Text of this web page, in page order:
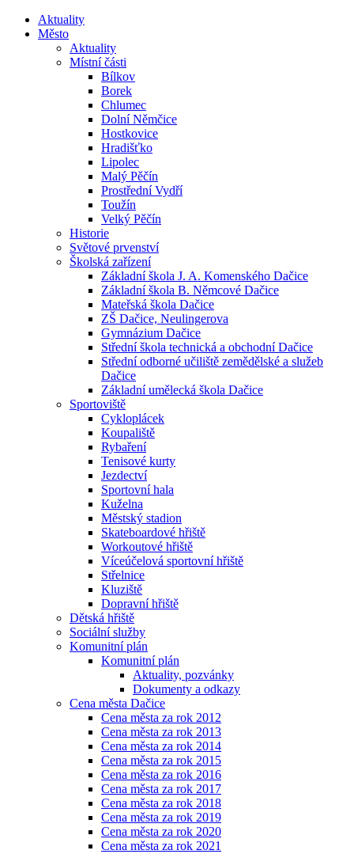
Aktuality
Město
Aktuality
Místní části
Bílkov
Borek
Chlumec
Dolní Němčice
Hostkovice
Hradišťko
Lipolec
Malý Pěčín
Prostřední Vydří
Toužín
Velký Pěčín
Historie
Světové prvenství
Školská zařízení
Základní škola J. A. Komenského Dačice
Základní škola B. Němcové Dačice
Mateřská škola Dačice
ZŠ Dačice, Neulingerova
Gymnázium Dačice
Střední škola technická a obchodní Dačice
Střední odborné učiliště zemědělské a služeb
Dačice
Základní umělecká škola Dačice
Sportoviště
Cykloplácek
Koupaliště
Rybaření
Tenisové kurty
Jezdectví
Sportovní hala
Kuželna
Městský stadion
Skateboardové hřiště
Workoutové hřiště
Víceúčelová sportovní hřiště
Střelnice
Kluziště
Dopravní hřiště
Dětská hřiště
Sociální služby
Komunitní plán
Komunitní plán
Aktuality, pozvánky
Dokumenty a odkazy
Cena města Dačice
Cena města za rok 2012
Cena města za rok 2013
Cena města za rok 2014
Cena města za rok 2015
Cena města za rok 2016
Cena města za rok 2017
Cena města za rok 2018
Cena města za rok 2019
Cena města za rok 2020
Cena města za rok 2021